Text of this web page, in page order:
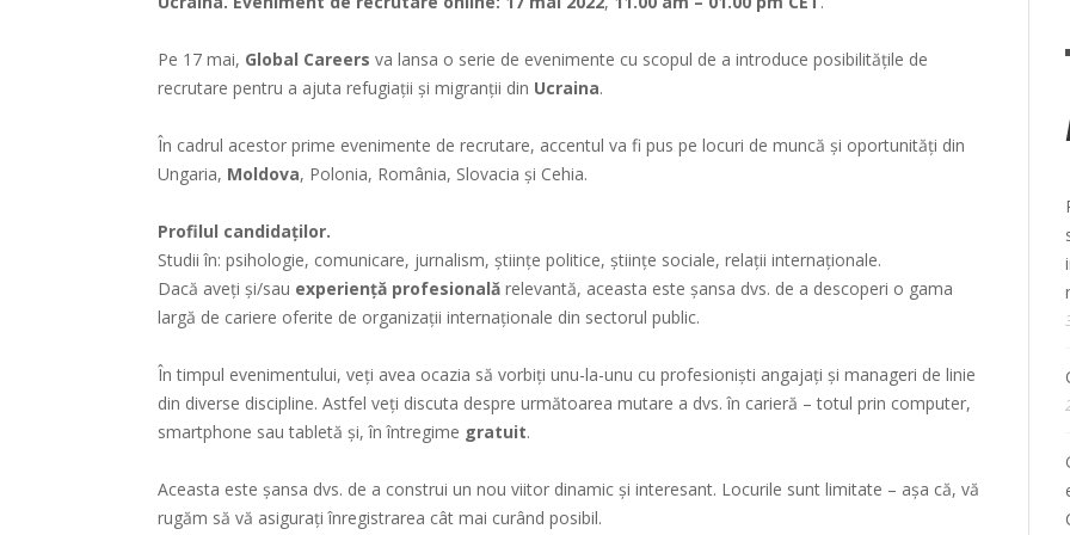
Pe 17 mai, Global Careers va lansa o serie de evenimente cu scopul de a introduce posibilitățile de
recrutare pentru a ajuta refugiații și migranții din Ucraina.
În cadrul acestor prime evenimente de recrutare, accentul va fi pus pe locuri de muncă și oportunități din
Ungaria, Moldova, Polonia, România, Slovacia și Cehia.
Profilul candidaților.
Studii în: psihologie, comunicare, jurnalism, științe politice, științe sociale, relații internaționale.
Dacă aveți și/sau experiență profesională relevantă, aceasta este șansa dvs. de a descoperi o gama
largă de cariere oferite de organizații internaționale din sectorul public.
În timpul evenimentului, veți avea ocazia să vorbiți unu-la-unu cu profesioniști angajați și manageri de linie
din diverse discipline. Astfel veți discuta despre următoarea mutare a dvs. în carieră – totul prin computer,
smartphone sau tabletă și, în întregime gratuit.
Aceasta este șansa dvs. de a construi un nou viitor dinamic și interesant. Locurile sunt limitate – așa că, vă
rugăm să vă asigurați înregistrarea cât mai curând posibil.